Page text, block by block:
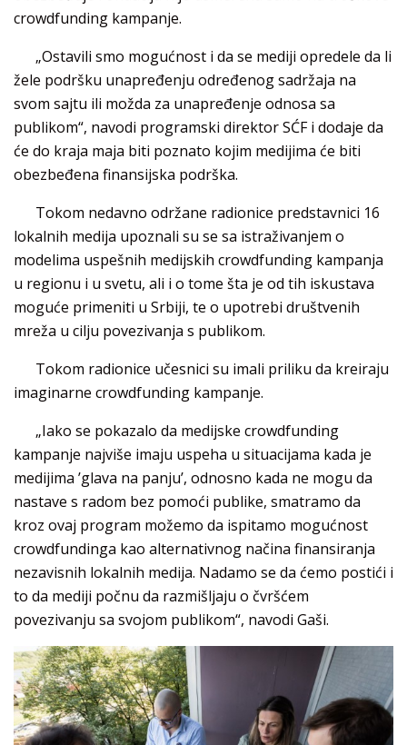
crowdfunding kampanje.
„Ostavili smo mogućnost i da se mediji opredele da li
žele podršku unapređenju određenog sadržaja na
svom sajtu ili možda za unapređenje odnosa sa
publikom“, navodi programski direktor SĆF i dodaje da
će do kraja maja biti poznato kojim medijima će biti
obezbeđena finansijska podrška.
Tokom nedavno održane radionice predstavnici 16
lokalnih medija upoznali su se sa istraživanjem o
modelima uspešnih medijskih crowdfunding kampanja
u regionu i u svetu, ali i o tome šta je od tih iskustava
moguće primeniti u Srbiji, te o upotrebi društvenih
mreža u cilju povezivanja s publikom.
Tokom radionice učesnici su imali priliku da kreiraju
imaginarne crowdfunding kampanje.
„Iako se pokazalo da medijske crowdfunding
kampanje najviše imaju uspeha u situacijama kada je
medijima ’glava na panju’, odnosno kada ne mogu da
nastave s radom bez pomoći publike, smatramo da
kroz ovaj program možemo da ispitamo mogućnost
crowdfundinga kao alternativnog načina finansiranja
nezavisnih lokalnih medija. Nadamo se da ćemo postići i
to da mediji počnu da razmišljaju o čvršćem
povezivanju sa svojom publikom“, navodi Gaši.